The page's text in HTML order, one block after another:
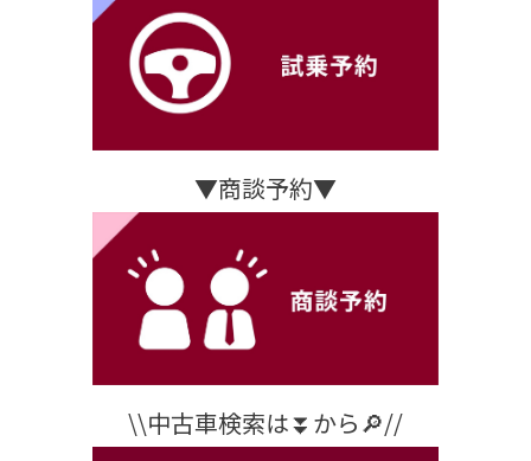
▼商談予約▼
\\中古車検索は⏬から🔎//